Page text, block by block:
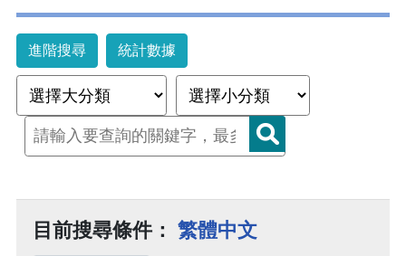
進階搜尋 統計數據
目前搜尋條件： 繁體中文